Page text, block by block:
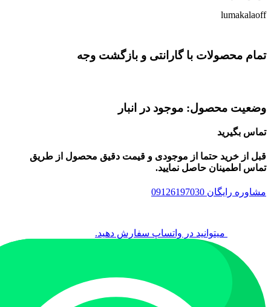
lumakalaoff
تمام محصولات با گارانتی و بازگشت وجه
وضعیت محصول: موجود در انبار
تماس بگیرید
قبل از خرید حتما از موجودی و قیمت دقیق محصول از طریق
تماس اطمینان حاصل نمایید.
مشاوره رایگان 09126197030
میتوانید در واتساپ سفارش دهید.